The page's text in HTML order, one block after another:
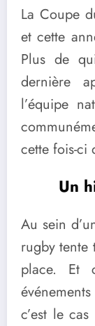
La Coupe
et cette
Plus de
dernière
l’équipe
cette fois-ci
Un
Au sein
rugby tente
place. Et
c’est le